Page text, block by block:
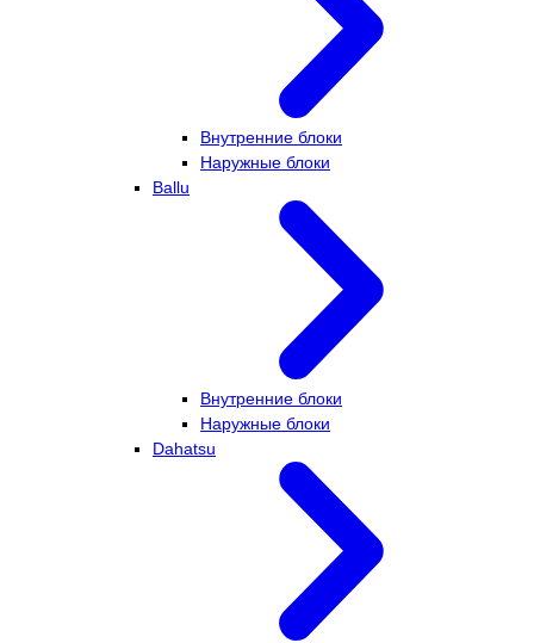
Внутренние блоки
Наружные блоки
Ballu
Внутренние блоки
Наружные блоки
Dahatsu